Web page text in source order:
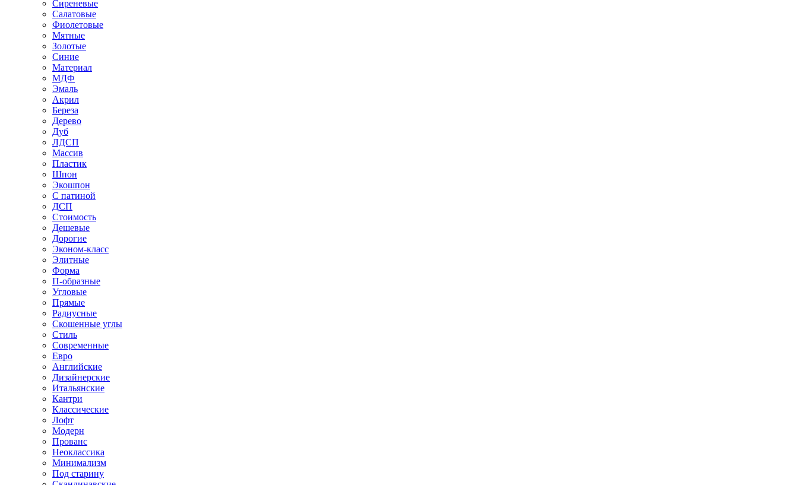
Сиреневые
Салатовые
Фиолетовые
Мятные
Золотые
Синие
Материал
МДФ
Эмаль
Акрил
Береза
Дерево
Дуб
ЛДСП
Массив
Пластик
Шпон
Экошпон
С патиной
ДСП
Стоимость
Дешевые
Дорогие
Эконом-класс
Элитные
Форма
П-образные
Угловые
Прямые
Радиусные
Скошенные углы
Стиль
Современные
Евро
Английские
Дизайнерские
Итальянские
Кантри
Классические
Лофт
Модерн
Прованс
Неоклассика
Минимализм
Под старину